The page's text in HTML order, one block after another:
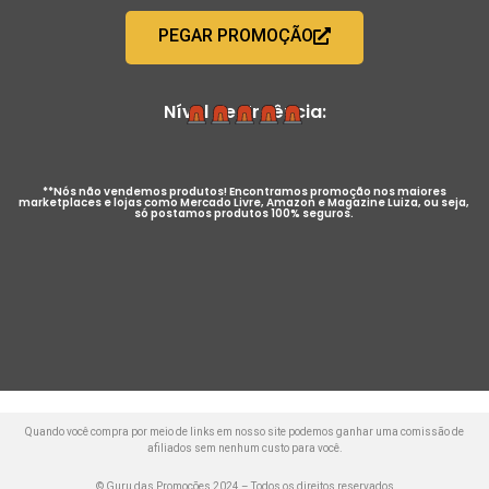
PEGAR PROMOÇÃO
Nível de Urgência:
**Nós não vendemos produtos! Encontramos promoção nos maiores
marketplaces e lojas como Mercado Livre, Amazon e Magazine Luiza, ou seja,
só postamos produtos 100% seguros.
Quando você compra por meio de links em nosso site podemos ganhar uma comissão de
afiliados sem nenhum custo para você.
© Guru das Promoções 2024 – Todos os direitos reservados